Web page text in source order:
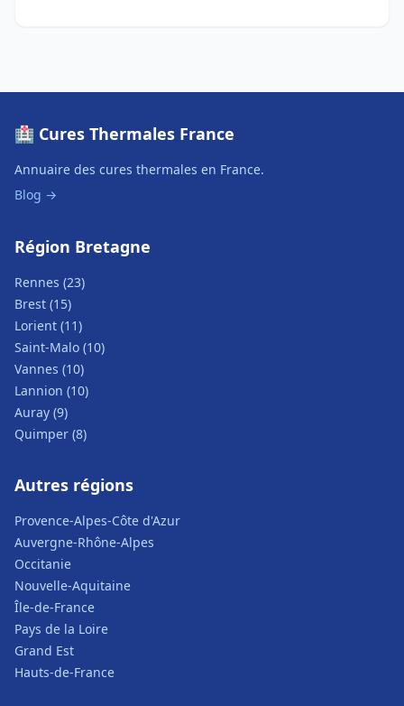
🏥 Cures Thermales France
Annuaire des cures thermales en France.
Blog →
Région Bretagne
Rennes (23)
Brest (15)
Lorient (11)
Saint-Malo (10)
Vannes (10)
Lannion (10)
Auray (9)
Quimper (8)
Autres régions
Provence-Alpes-Côte d'Azur
Auvergne-Rhône-Alpes
Occitanie
Nouvelle-Aquitaine
Île-de-France
Pays de la Loire
Grand Est
Hauts-de-France